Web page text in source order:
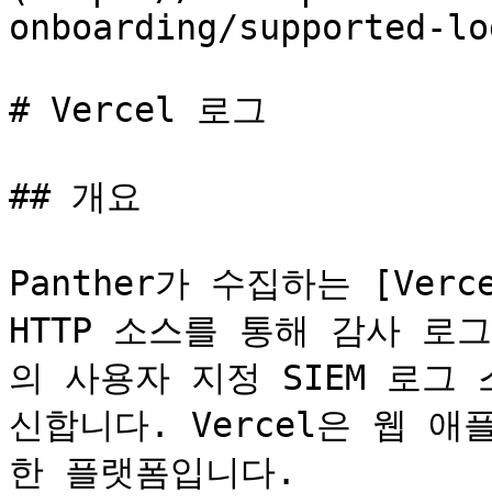
onboarding/supported-
# Vercel 로그
## 개요
Panther가 수집하는
HTTP 소스를 통해 감사
의 사용자 지정 SIEM 로그
신합니다. Vercel은 웹 애
한 플랫폼입니다.